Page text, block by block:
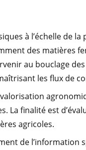
à l’échelle de
des matières
au bouclage
les flux de
La finalité est
agricoles.
de